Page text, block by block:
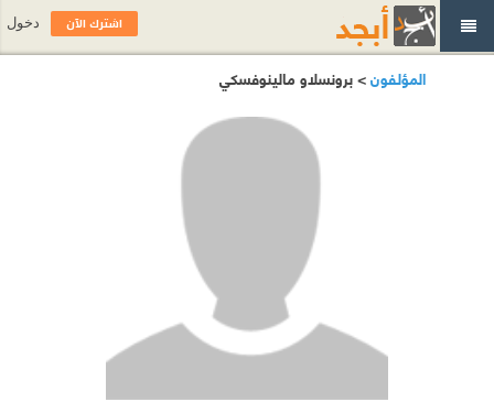
المؤلفون> برونسلاو مالينوفسكي
اشترك الآن دخول